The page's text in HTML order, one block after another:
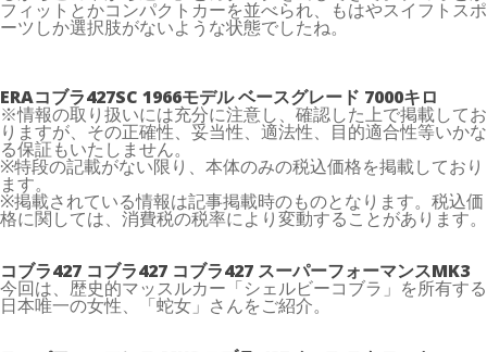
フィットとかコンパクトカーを並べられ、もはやスイフトスポ
ーツしか選択肢がないような状態でしたね。
ERAコブラ427SC 1966モデル ベースグレード 7000キロ
※情報の取り扱いには充分に注意し、確認した上で掲載してお
りますが、その正確性、妥当性、適法性、目的適合性等いかな
る保証もいたしません。
※特段の記載がない限り、本体のみの税込価格を掲載しており
ます。
※掲載されている情報は記事掲載時のものとなります。税込価
格に関しては、消費税の税率により変動することがあります。
コブラ427 コブラ427 コブラ427 スーパーフォーマンスMK3
今回は、歴史的マッスルカー「シェルビーコブラ」を所有する
日本唯一の女性、「蛇女」さんをご紹介。